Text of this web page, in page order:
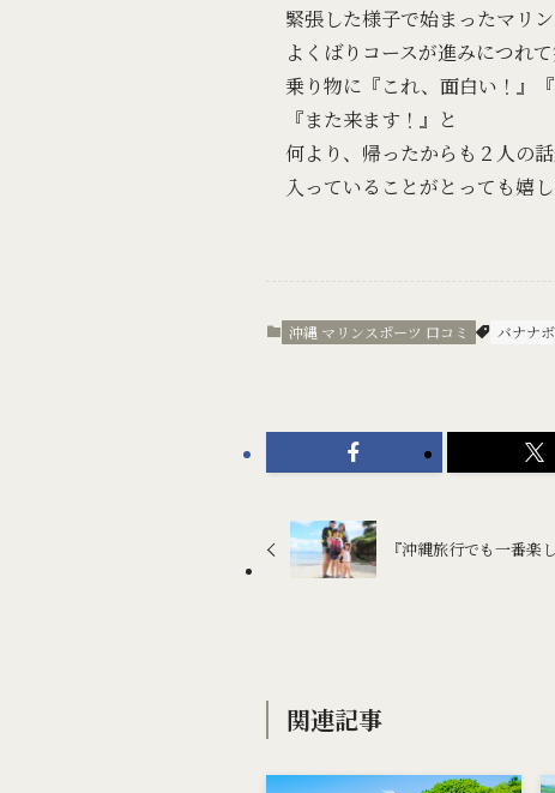
緊張した様子で始まったマリ
よくばりコースが進みにつれ
乗り物に『これ、面白い！』
『また来ます！』と
何より、帰ったからも２人の
入っていることがとっても嬉
沖縄 マリンスポーツ 口コミ バナナ
『沖縄旅行でも一番楽
関連記事